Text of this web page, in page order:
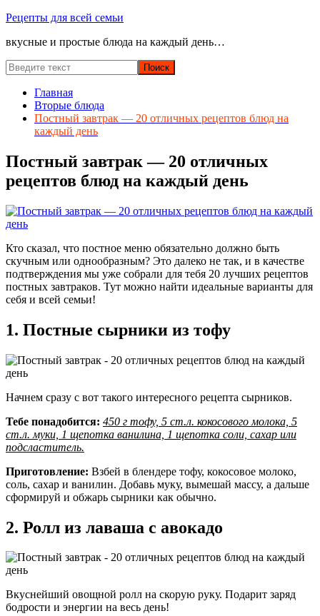
Перейти
содержимому
Рецепты для всей семьи
вкусные и простые блюда на каждый день…
Главная
Вторые блюда
Постный завтрак — 20 отличных рецептов блюд на
каждый день
Постный завтрак — 20 отличных
рецептов блюд на каждый день
Кто сказал, что постное меню обязательно должно быть
скучным или однообразным? Это далеко не так, и в качестве
подтверждения мы уже собрали для тебя 20 лучших рецептов
постных завтраков. Тут можно найти идеальные варианты для
себя и всей семьи!
1. Постные сырники из тофу
Начнем сразу с вот такого интересного рецепта сырников.
Тебе понадобится: 450 г тофу, 5 ст.л. кокосового молока, 5
ст.л. муки, 1 щепотка ванилина, 1 щепотка соли, сахар или
подсластитель.
Приготовление: Взбей в блендере тофу, кокосовое молоко,
соль, сахар и ванилин. Добавь муку, вымешай массу, а дальше
сформируй и обжарь сырники как обычно.
2. Ролл из лаваша с авокадо
Вкуснейший овощной ролл на скорую руку. Подарит заряд
бодрости и энергии на весь день!